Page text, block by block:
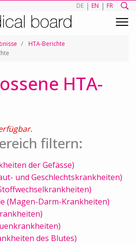
DE | EN | FR
HTA-Berichte
HTA-
filtern:
der Gefässe)
und Geschlechtskrankheiten)
(Magen-Darm-Krankheiten)
des Blutes)